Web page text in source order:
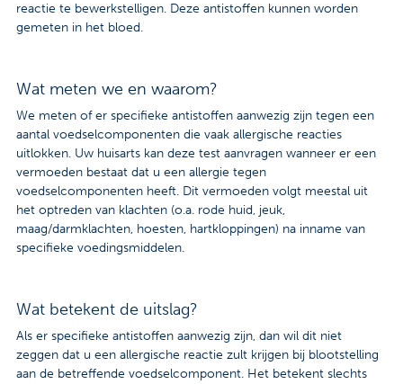
Trombosedienst
reactie te bewerkstelligen. Deze antistoffen kunnen worden
gemeten in het bloed.
Wat meten we en waarom?
We meten of er specifieke antistoffen aanwezig zijn tegen een
aantal voedselcomponenten die vaak allergische reacties
uitlokken. Uw huisarts kan deze test aanvragen wanneer er een
vermoeden bestaat dat u een allergie tegen
voedselcomponenten heeft. Dit vermoeden volgt meestal uit
het optreden van klachten (o.a. rode huid, jeuk,
maag/darmklachten, hoesten, hartkloppingen) na inname van
specifieke voedingsmiddelen.
Wat betekent de uitslag?
Als er specifieke antistoffen aanwezig zijn, dan wil dit niet
zeggen dat u een allergische reactie zult krijgen bij blootstelling
aan de betreffende voedselcomponent. Het betekent slechts